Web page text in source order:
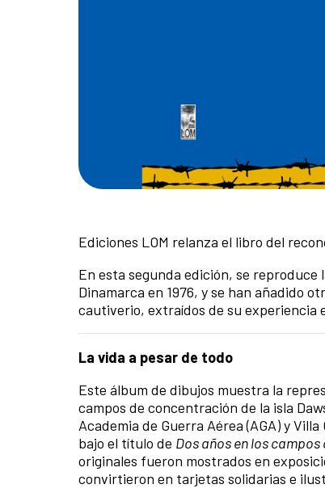
Ediciones LOM relanza el libro del
En esta segunda edición, se
Dinamarca en 1976, y se han añadido
cautiverio, extraídos de su
La vida a pesar de todo
Este álbum de dibujos muestra la
campos de concentración de la isla
Academia de Guerra Aérea (AGA) y
bajo el título de Dos años en los
originales fueron mostrados en
convirtieron en tarjetas solidarias e